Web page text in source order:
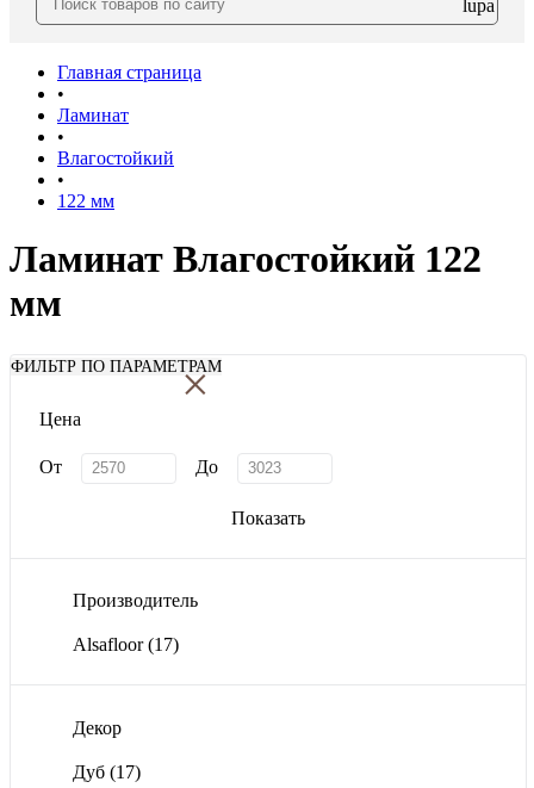
Главная страница
•
Ламинат
•
Влагостойкий
•
122 мм
Ламинат Влагостойкий 122
мм
ФИЛЬТР ПО ПАРАМЕТРАМ
×
Цена
От До
Показать
Производитель
Alsafloor(17)
Декор
Дуб (17)